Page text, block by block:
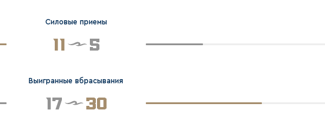
Силовые приемы
11 5
Выигранные вбрасывания
17 30